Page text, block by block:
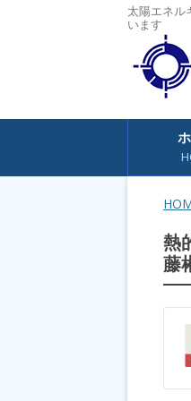
太陽エネル
います
コンテン
熱
藤